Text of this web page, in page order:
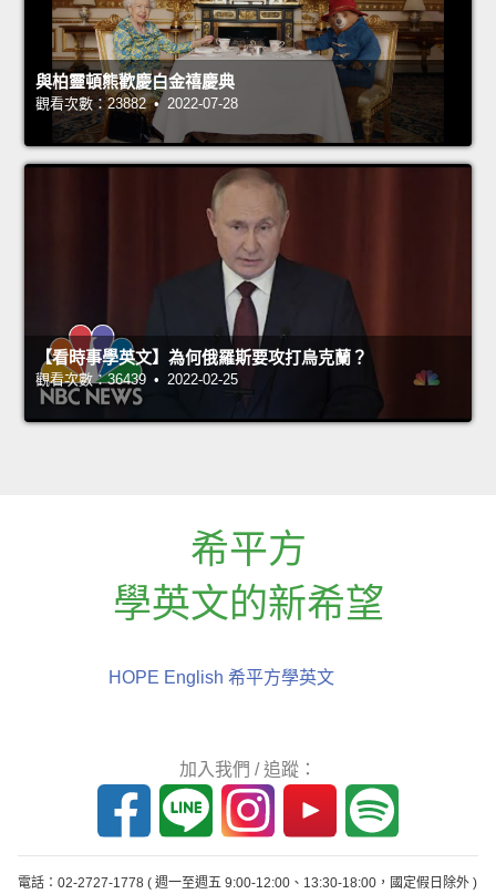
與柏靈頓熊歡慶白金禧慶典
觀看次數：23882 • 2022-07-28
【看時事學英文】為何俄羅斯要攻打烏克蘭？
觀看次數：36439 • 2022-02-25
希平方
學英文的新希望
HOPE English 希平方學英文
加入我們 / 追蹤：
電話：02-2727-1778 ( 週一至週五 9:00-12:00、13:30-18:00，國定假日除外 )